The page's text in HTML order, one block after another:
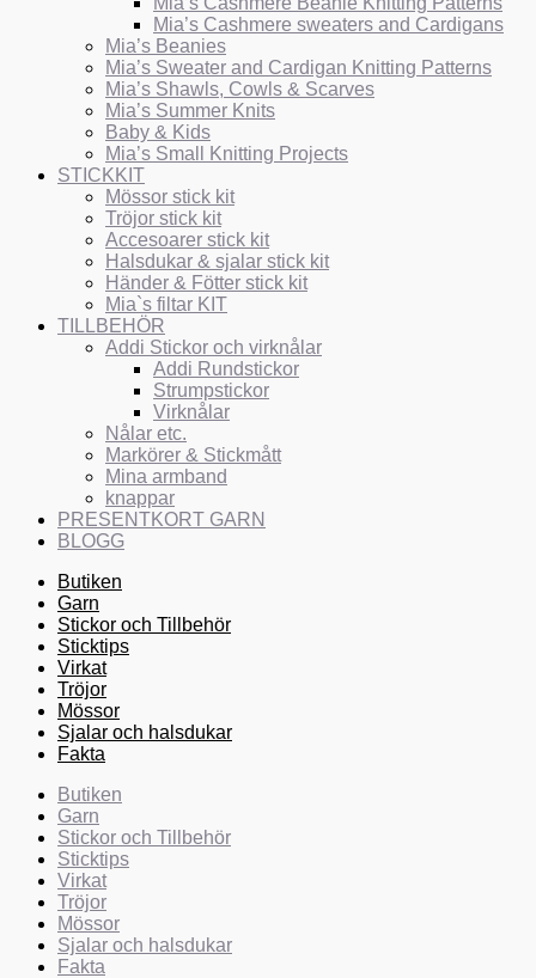
Mia’s Cashmere sweaters and Cardigans
Mia’s Beanies
Mia’s Sweater and Cardigan Knitting Patterns
Mia’s Shawls, Cowls & Scarves
Mia’s Summer Knits
Baby & Kids
Mia’s Small Knitting Projects
STICKKIT
Mössor stick kit
Tröjor stick kit
Accesoarer stick kit
Halsdukar & sjalar stick kit
Händer & Fötter stick kit
Mia`s filtar KIT
TILLBEHÖR
Addi Stickor och virknålar
Addi Rundstickor
Strumpstickor
Virknålar
Nålar etc.
Markörer & Stickmått
Mina armband
knappar
PRESENTKORT GARN
BLOGG
Butiken
Garn
Stickor och Tillbehör
Sticktips
Virkat
Tröjor
Mössor
Sjalar och halsdukar
Fakta
Butiken
Garn
Stickor och Tillbehör
Sticktips
Virkat
Tröjor
Mössor
Sjalar och halsdukar
Fakta